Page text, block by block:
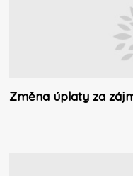
Změna úplaty za